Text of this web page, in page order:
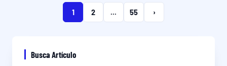
1 2 ... 55 ›
Busca Artículo